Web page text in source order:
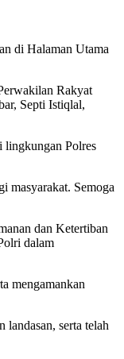
di Halaman Utama
Rakyat
Septi Istiqlal,
lingkungan Polres
masyarakat. Semoga
dan Ketertiban
dalam
mengamankan
landasan, serta telah